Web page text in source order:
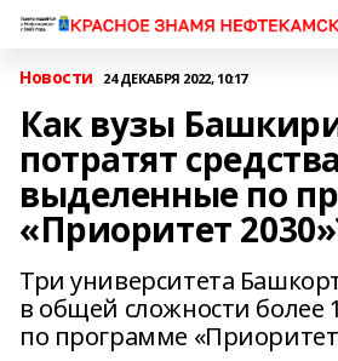
Новости 24 ДЕКАБРЯ 2022, 10:17
Как вузы
потратят
выделенные по
«Приоритет
Три университета
в общей сложности более
по программе «Приоритет